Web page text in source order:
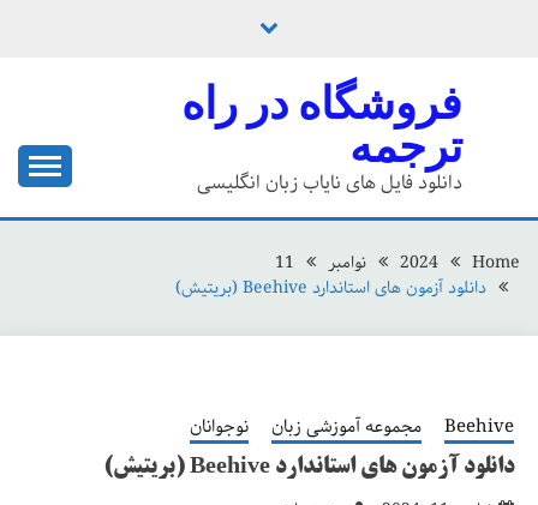
فروشگاه در راه
ترجمه
دانلود فایل های نایاب زبان انگلیسی
Home
2024 نوامبر
11
دانلود آزمون های استاندارد Beehive (بریتیش)
Beehive مجموعه آموزشی زبان نوجوانان
دانلود آزمون های استاندارد Beehive (بریتیش)